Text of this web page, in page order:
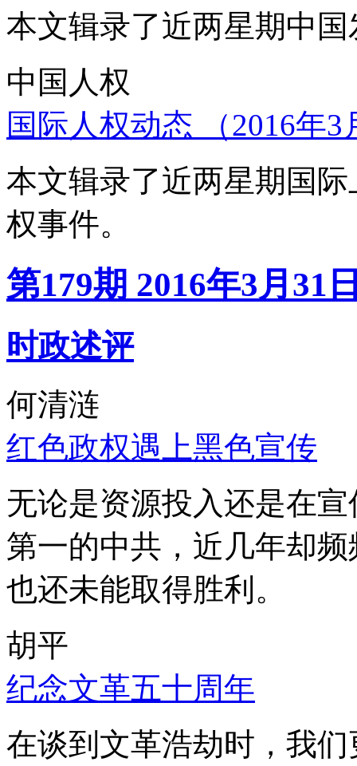
本文辑录了近两星期中
中国人权
国际人权动态 （2016年
本文辑录了近两星期国
权事件。
第179期 2016年3月31
时政述评
何清涟
红色政权遇上黑色宣传
无论是资源投入还是在
第一的中共，近几年却
也还未能取得胜利。
胡平
纪念文革五十周年
在谈到文革浩劫时，我